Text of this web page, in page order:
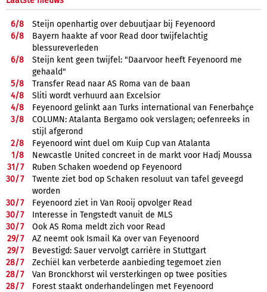
6/8
Steijn openhartig over debuutjaar bij Feyenoord
6/8
Bayern haakte af voor Read door twijfelachtig
blessureverleden
6/8
Steijn kent geen twijfel: "Daarvoor heeft Feyenoord me
gehaald"
5/8
Transfer Read naar AS Roma van de baan
4/8
Sliti wordt verhuurd aan Excelsior
4/8
Feyenoord gelinkt aan Turks international van Fenerbahçe
3/8
COLUMN: Atalanta Bergamo ook verslagen; oefenreeks in
stijl afgerond
2/8
Feyenoord wint duel om Kuip Cup van Atalanta
1/8
Newcastle United concreet in de markt voor Hadj Moussa
31/7
Ruben Schaken woedend op Feyenoord
30/7
Twente ziet bod op Schaken resoluut van tafel geveegd
worden
30/7
Feyenoord ziet in Van Rooij opvolger Read
30/7
Interesse in Tengstedt vanuit de MLS
30/7
Ook AS Roma meldt zich voor Read
29/7
AZ neemt ook Ismail Ka over van Feyenoord
29/7
Bevestigd: Sauer vervolgt carrière in Stuttgart
28/7
Zechiël kan verbeterde aanbieding tegemoet zien
28/7
Van Bronckhorst wil versterkingen op twee posities
28/7
Forest staakt onderhandelingen met Feyenoord